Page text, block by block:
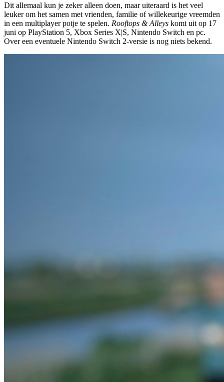
Dit allemaal kun je zeker alleen doen, maar uiteraard is het veel
leuker om het samen met vrienden, familie of willekeurige vreemden
in een multiplayer potje te spelen. Rooftops & Alleys komt uit op 17
juni op PlayStation 5, Xbox Series X|S, Nintendo Switch en pc.
Over een eventuele Nintendo Switch 2-versie is nog niets bekend.